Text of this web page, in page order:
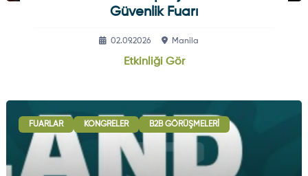
Güvenlik Fuarı
02.09.2026 Manila
Etkinliği Gör
FUARLAR KONGRELER B2B GÖRÜŞMELERI